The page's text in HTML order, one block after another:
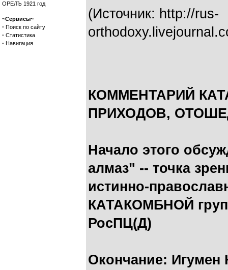
ОРЕЛЪ 1921 год
~Сервисы~
· Поиск по сайту
· Статистика
· Навигация
(Источник: http://rus-
КОММЕНТАРИЙ
ПРИХОДОВ,
Начало этого
алмаз" -- точка
истинно-
КАТАКОМБНОЙ
РосПЦ(Д)
Окончание: Игумен